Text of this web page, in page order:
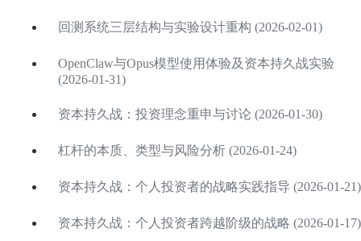
回测系统三层结构与实验设计重构 (2026-02-01)
OpenClaw与Opus模型使用体验及资本持久战实验
(2026-01-31)
资本持久战：投资理念重申与讨论 (2026-01-30)
杠杆的本质、类型与风险分析 (2026-01-24)
资本持久战：个人投资者的战略实践指导 (2026-01-21)
资本持久战：个人投资者跨越阶级的战略 (2026-01-17)